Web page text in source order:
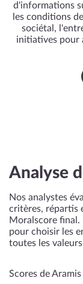
d'informations
les conditions
sociétal,
initiatives pour
Analyse
Nos analystes
critères, répartis
Moralscore final.
pour choisir les
toutes les
Scores de